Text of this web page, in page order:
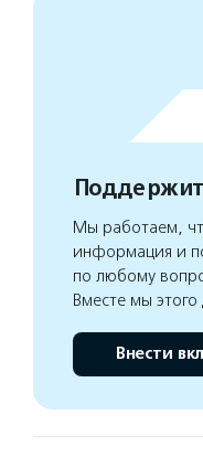
Мы работаем,
информация и
по любому
Вместе мы этого
Внести